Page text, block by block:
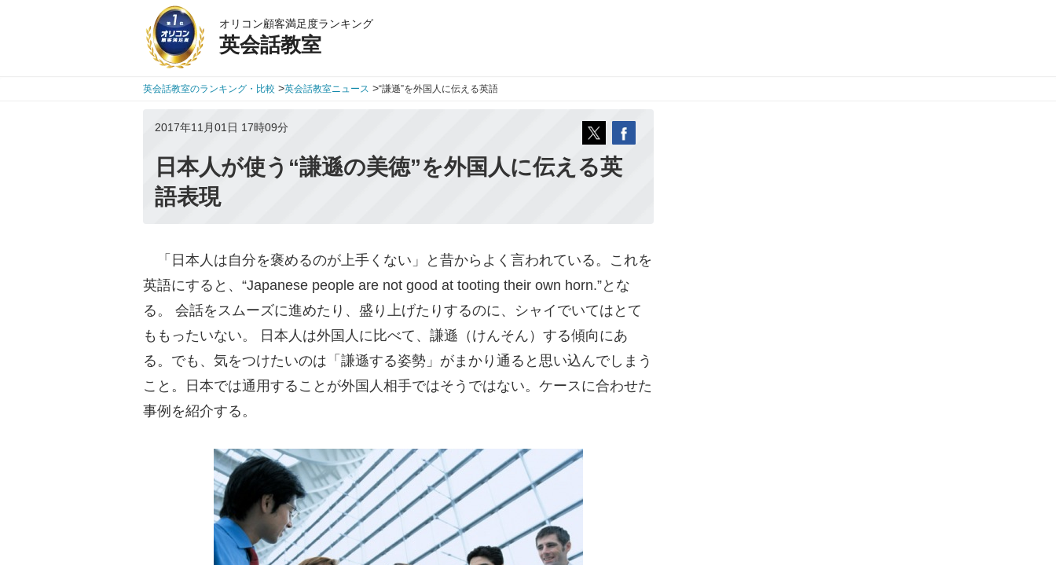
オリコン顧客満足度ランキング
英会話教室
英会話教室のランキング・比較 >英会話教室ニュース >“謙遜”を外国人に伝える英語
2017年11月01日 17時09分
日本人が使う“謙遜の美徳”を外国人に伝える英
語表現
「日本人は自分を褒めるのが上手くない」と昔からよく言われている。これを
英語にすると、“Japanese people are not good at tooting their own horn.”とな
る。 会話をスムーズに進めたり、盛り上げたりするのに、シャイでいてはとて
ももったいない。 日本人は外国人に比べて、謙遜（けんそん）する傾向にあ
る。でも、気をつけたいのは「謙遜する姿勢」がまかり通ると思い込んでしまう
こと。日本では通用することが外国人相手ではそうではない。ケースに合わせた
事例を紹介する。